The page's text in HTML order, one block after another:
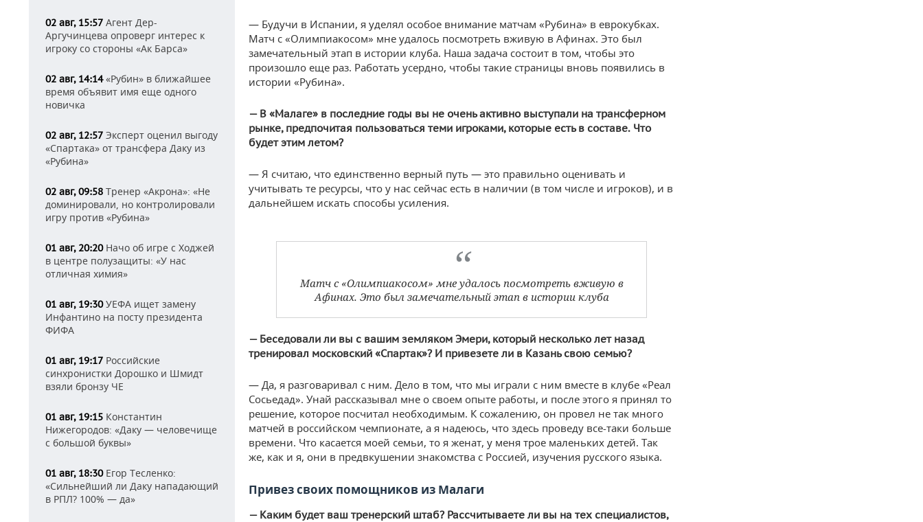
02 авг, 15:57 Агент Дер-
Аргучинцева опроверг интерес к
игроку со стороны «Ак Барса»
02 авг, 14:14«Рубин» в ближайшее
время объявит имя еще одного
новичка
02 авг, 12:57 Эксперт оценил выгоду
«Спартака» от трансфера Даку из
«Рубина»
02 авг, 09:58 Тренер «Акрона»: «Не
доминировали, но контролировали
игру против «Рубина»
01 авг, 20:20Начо об игре с Ходжей
в центре полузащиты: «У нас
отличная химия»
01 авг, 19:30УЕФА ищет замену
Инфантино на посту президента
ФИФА
01 авг, 19:17 Российские
синхронистки Дорошко и Шмидт
взяли бронзу ЧЕ
01 авг, 19:15 Константин
Нижегородов: «Даку — человечище
с большой буквы»
01 авг, 18:30Егор Тесленко:
«Сильнейший ли Даку нападающий
в РПЛ? 100% — да»
— Будучи в Испании, я уделял особое внимание матчам «Рубина» в еврокубках.
Матч с «Олимпиакосом» мне удалось посмотреть вживую в Афинах. Это был
замечательный этап в истории клуба. Наша задача состоит в том, чтобы это
произошло еще раз. Работать усердно, чтобы такие страницы вновь появились в
истории «Рубина».
— В «Малаге» в последние годы вы не очень активно выступали на трансферном
рынке, предпочитая пользоваться теми игроками, которые есть в составе. Что
будет этим летом?
— Я считаю, что единственно верный путь — это правильно оценивать и
учитывать те ресурсы, что у нас сейчас есть в наличии (в том числе и игроков), и в
дальнейшем искать способы усиления.
Матч с «Олимпиакосом» мне удалось посмотреть вживую в
Афинах. Это был замечательный этап в истории клуба
— Беседовали ли вы с вашим земляком Эмери, который несколько лет назад
тренировал московский «Спартак»? И привезете ли в Казань свою семью?
— Да, я разговаривал с ним. Дело в том, что мы играли с ним вместе в клубе «Реал
Сосьедад». Унай рассказывал мне о своем опыте работы, и после этого я принял то
решение, которое посчитал необходимым. К сожалению, он провел не так много
матчей в российском чемпионате, а я надеюсь, что здесь проведу все-таки больше
времени. Что касается моей семьи, то я женат, у меня трое маленьких детей. Так
же, как и я, они в предвкушении знакомства с Россией, изучения русского языка.
Привез своих помощников из Малаги
— Каким будет ваш тренерский штаб? Рассчитываете ли вы на тех специалистов,